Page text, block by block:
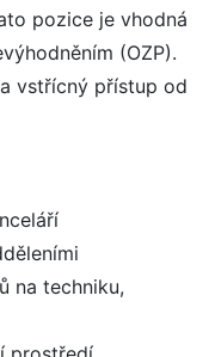
pozice je vhodná
(OZP).
vstřícný přístup od
na techniku,